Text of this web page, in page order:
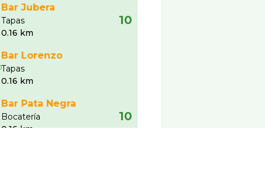
Bar Jubera
Tapas
0.16 km
10
Bar Lorenzo
Tapas
0.16 km
Bar Pata Negra
Bocaterí­a
0.16 km
10